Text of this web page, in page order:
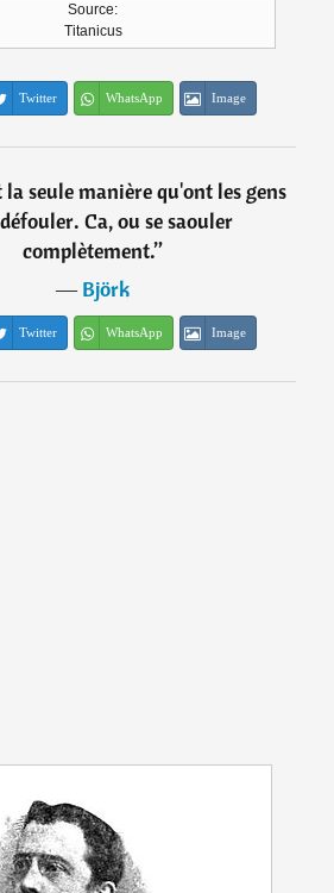
Source:
Titanicus
Twitter WhatsApp Image
la seule manière qu'ont les gens
Ca, ou se saouler
complètement.”
―Björk
Twitter WhatsApp Image